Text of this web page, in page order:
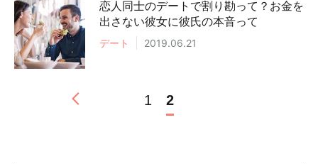
恋人同士のデートで割り勘って？お金を
出さない彼女に彼氏の本音って
デート 2019.06.21
1 2